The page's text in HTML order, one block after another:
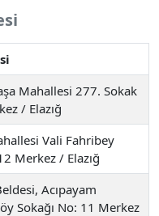
Mahallesi 277. Sokak
/ Elazığ
Vali Fahribey
Merkez / Elazığ
Acıpayam
Sokağı No: 11 Merkez